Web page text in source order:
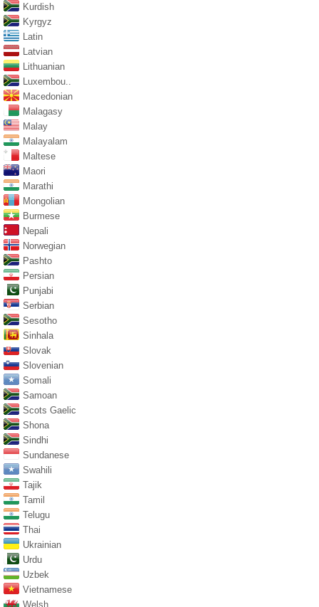
Kurdish
Kyrgyz
Latin
Latvian
Lithuanian
Luxembou..
Macedonian
Malagasy
Malay
Malayalam
Maltese
Maori
Marathi
Mongolian
Burmese
Nepali
Norwegian
Pashto
Persian
Punjabi
Serbian
Sesotho
Sinhala
Slovak
Slovenian
Somali
Samoan
Scots Gaelic
Shona
Sindhi
Sundanese
Swahili
Tajik
Tamil
Telugu
Thai
Ukrainian
Urdu
Uzbek
Vietnamese
Welsh